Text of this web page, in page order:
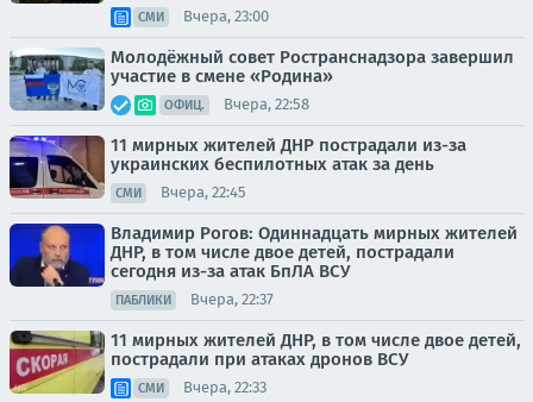
СМИ Вчера, 23:00
Молодёжный совет Ространснадзора завершил
участие в смене «Родина»
ОФИЦ. Вчера, 22:58
11 мирных жителей ДНР пострадали из-за
украинских беспилотных атак за день
СМИ Вчера, 22:45
Владимир Рогов: Одиннадцать мирных жителей
ДНР, в том числе двое детей, пострадали
сегодня из-за атак БпЛА ВСУ
ПАБЛИКИ Вчера, 22:37
11 мирных жителей ДНР, в том числе двое детей,
пострадали при атаках дронов ВСУ
СМИ Вчера, 22:33